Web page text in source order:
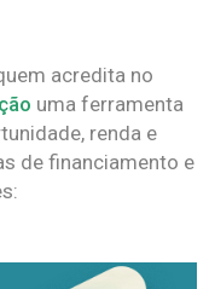
acredita no
uma ferramenta
renda e
de financiamento e